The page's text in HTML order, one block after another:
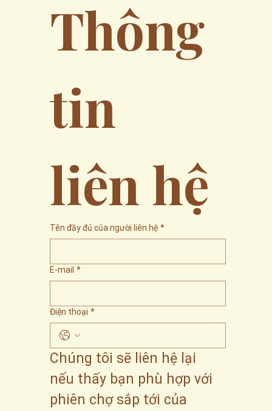
Thông
tin
liên hệ
Tên đầy đủ của người liên hệ *
E-mail *
Điện thoại *
Chúng tôi sẽ liên hệ lại
nếu thấy bạn phù hợp với
phiên chợ sắp tới của